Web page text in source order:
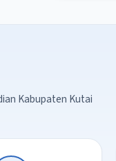
Kabupaten Kutai